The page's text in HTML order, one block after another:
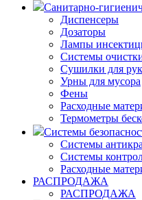
Санитарно-
Диспенсеры
Дозаторы
Лампы
Системы
Сушилки для рук
Урны для мусора
Фены
Расходные
Термометры
Системы
Системы
Системы
Расходные
РАСПРОДАЖА
РАСПРОДАЖА